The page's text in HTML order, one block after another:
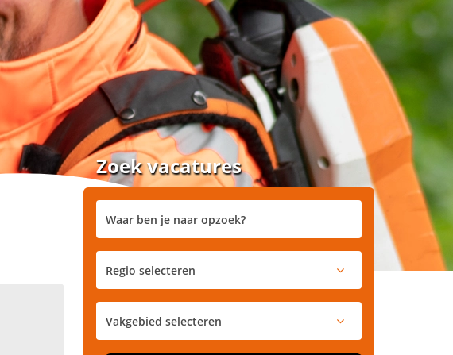
Zoek vacatures